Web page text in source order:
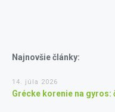
Najnovšie články:
14. júla 2026
Grécke korenie na gyros: